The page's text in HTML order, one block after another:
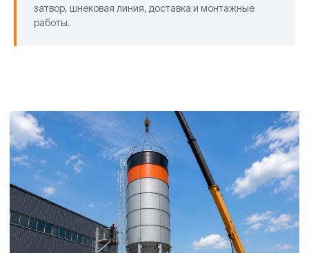
затвор, шнековая линия, доставка и монтажные
работы.